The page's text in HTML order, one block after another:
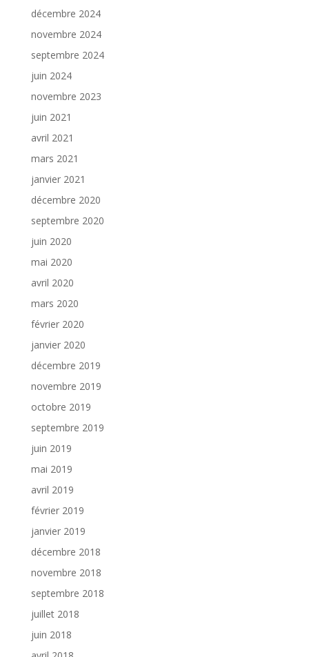
décembre 2024
novembre 2024
septembre 2024
juin 2024
novembre 2023
juin 2021
avril 2021
mars 2021
janvier 2021
décembre 2020
septembre 2020
juin 2020
mai 2020
avril 2020
mars 2020
février 2020
janvier 2020
décembre 2019
novembre 2019
octobre 2019
septembre 2019
juin 2019
mai 2019
avril 2019
février 2019
janvier 2019
décembre 2018
novembre 2018
septembre 2018
juillet 2018
juin 2018